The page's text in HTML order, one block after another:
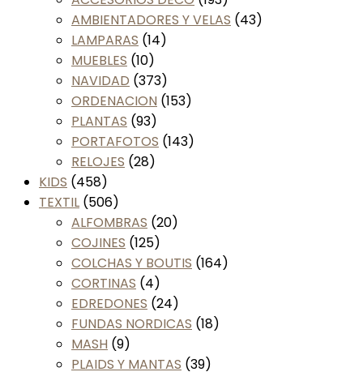
AMBIENTADORES Y VELAS (43)
LAMPARAS (14)
MUEBLES (10)
NAVIDAD (373)
ORDENACION (153)
PLANTAS (93)
PORTAFOTOS (143)
RELOJES (28)
KIDS (458)
TEXTIL (506)
ALFOMBRAS (20)
COJINES (125)
COLCHAS Y BOUTIS (164)
CORTINAS (4)
EDREDONES (24)
FUNDAS NORDICAS (18)
MASH (9)
PLAIDS Y MANTAS (39)